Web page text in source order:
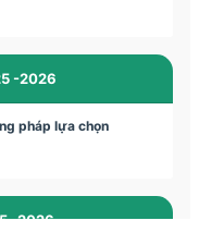
-2026
pháp lựa chọn
-2026